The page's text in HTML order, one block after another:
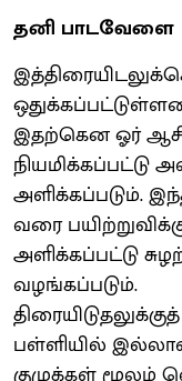
தனி பாடவேளை
இதற்கென ஓர்
நியமிக்கப்பட்டு
அளிக்கப்படும்.
வரை
அளிக்கப்பட்டு
வழங்கப்படும்.
பள்ளியில்